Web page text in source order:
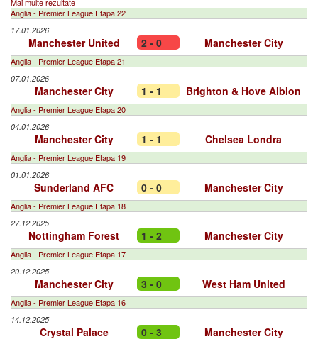
Anglia - Premier League Etapa 22
17.01.2026
Manchester United 2 - 0 Manchester City
Anglia - Premier League Etapa 21
07.01.2026
Manchester City 1 - 1 Brighton & Hove Albion
Anglia - Premier League Etapa 20
04.01.2026
Manchester City 1 - 1 Chelsea Londra
Anglia - Premier League Etapa 19
01.01.2026
Sunderland AFC 0 - 0 Manchester City
Anglia - Premier League Etapa 18
27.12.2025
Nottingham Forest 1 - 2 Manchester City
Anglia - Premier League Etapa 17
20.12.2025
Manchester City 3 - 0 West Ham United
Anglia - Premier League Etapa 16
14.12.2025
Crystal Palace 0 - 3 Manchester City